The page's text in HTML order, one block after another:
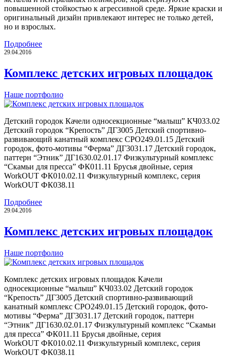
повышенной стойкостью к агрессивной среде. Яркие краски и
оригинальный дизайн привлекают интерес не только детей,
но и взрослых.
Подробнее
29.04.2016
Комплекс детских игровых площадок
Наше портфолио
Детский городок Качели односекционные “малыш” КЧ033.02
Детский городок “Крепость” ДГ3005 Детский спортивно-
развивающий канатный комплекс СРО249.01.15 Детский
городок, фото-мотивы “Ферма” ДГ3031.17 Детский городок,
паттерн “Этник” ДГ1630.02.01.17 Физкультурный комплекс
“Скамьи для пресса” ФК011.11 Брусья двойные, серия
WorkOUT ФК010.02.11 Физкультурный комплекс, серия
WorkOUT ФК038.11
Подробнее
29.04.2016
Комплекс детских игровых площадок
Наше портфолио
Комплекс детских игровых площадок Качели
односекционные “малыш” КЧ033.02 Детский городок
“Крепость” ДГ3005 Детский спортивно-развивающий
канатный комплекс СРО249.01.15 Детский городок, фото-
мотивы “Ферма” ДГ3031.17 Детский городок, паттерн
“Этник” ДГ1630.02.01.17 Физкультурный комплекс “Скамьи
для пресса” ФК011.11 Брусья двойные, серия
WorkOUT ФК010.02.11 Физкультурный комплекс, серия
WorkOUT ФК038.11